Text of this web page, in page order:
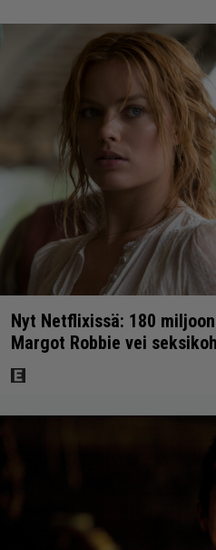
Nyt Netflixissä: 180
Margot Robbie vei